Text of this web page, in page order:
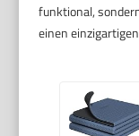
funktional,
einen